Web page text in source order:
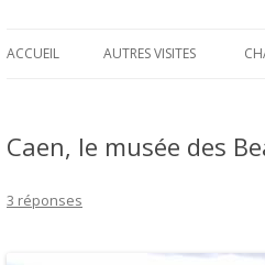
ACCUEIL AUTRES VISITES
Caen, le musée des
3 réponses